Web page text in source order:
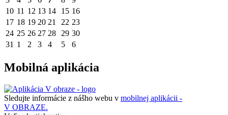
10 11 12 13 14 15 16
17 18 19 20 21 22 23
24 25 26 27 28 29 30
31 1 2 3 4 5 6
Mobilná aplikácia
Sledujte informácie z nášho webu v mobilnej aplikácii -
V OBRAZE.